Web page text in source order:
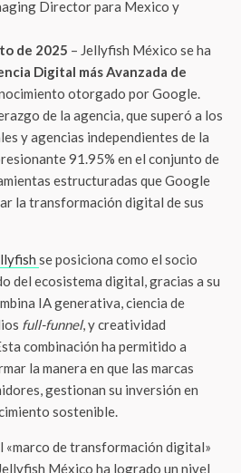
de 2025 – Jellyfish México se ha
Digital más Avanzada de
otorgado por Google.
de la agencia, que superó a los
y agencias independientes de la
91.95% en el conjunto de
estructuradas que Google
la transformación digital de sus
se posiciona como el socio
del ecosistema digital, gracias a su
IA generativa, ciencia de
full-funnel, y creatividad
combinación ha permitido a
la manera en que las marcas
gestionan su inversión en
sostenible.
«marco de transformación digital»
México ha logrado un nivel